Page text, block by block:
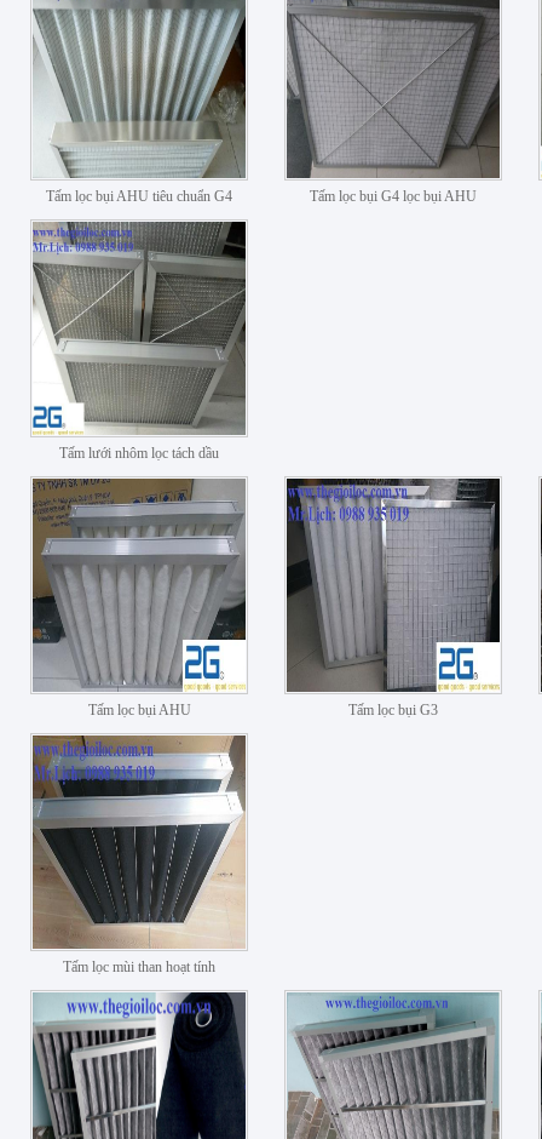
Tấm lọc bụi AHU tiêu chuẩn G4 Tấm lọc bụi G4 lọc bụi AHU
Tấm lưới nhôm lọc tách dầu
Tấm lọc bụi AHU Tấm lọc bụi G3
Tấm lọc mùi than hoạt tính